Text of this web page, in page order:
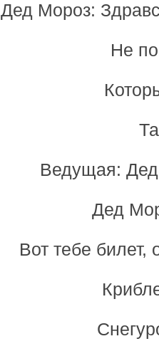
Дед Мороз:
Не
Ведущая: Дед
Дед
Вот тебе